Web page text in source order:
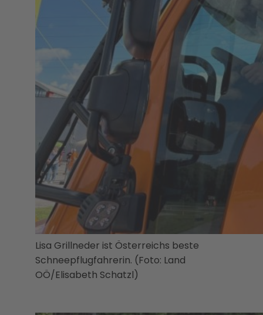
Lisa Grillneder ist Österreichs beste
Schneepflugfahrerin. (Foto: Land
OÖ/Elisabeth Schatzl)